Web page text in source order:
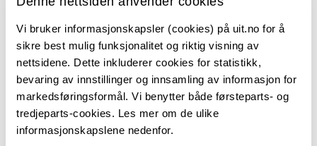
Vi bruker informasjonskapsler (cookies) på uit.no for å
sikre best mulig funksjonalitet og riktig visning av
nettsidene. Dette inkluderer cookies for statistikk,
bevaring av innstillinger og innsamling av informasjon for
markedsføringsformål. Vi benytter både førsteparts- og
tredjeparts-cookies. Les mer om de ulike
informasjonskapslene nedenfor.
Gjesteforsker ved det juridiske
fakultet, UiT Norges arktiske
universitet